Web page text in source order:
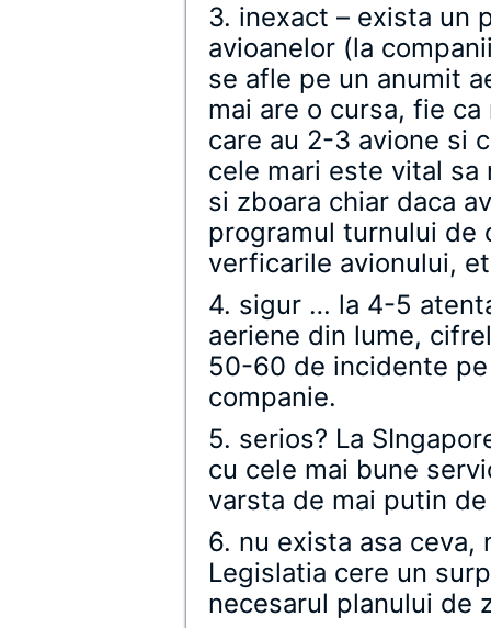
3. inexact – exista un
avioanelor (la
se afle pe un anumit
mai are o cursa, fie
care au 2-3 avione si
cele mari este vital sa
si zboara chiar daca
programul turnului de
verficarile avionului,
4. sigur … la 4-5
aeriene din lume,
50-60 de incidente
companie.
5. serios? La
cu cele mai bune
varsta de mai putin
6. nu exista asa
Legislatia cere un
necesarul planului de